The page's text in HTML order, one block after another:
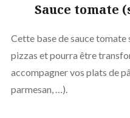
Sauce tomate
Cette base de sauce
pizzas et pourra être
accompagner vos plats de
parmesan, …).